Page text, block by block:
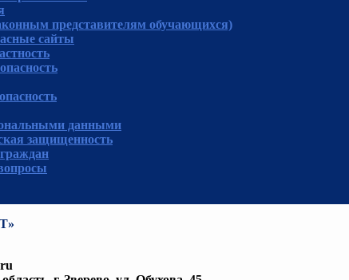
представителям обучающихся)
сайты
данными
защищенность